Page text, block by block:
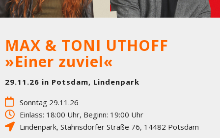
MAX & TONI UTHOFF
»Einer zuviel«
29.11.26 in Potsdam, Lindenpark
Sonntag 29.11.26
Einlass: 18:00 Uhr, Beginn: 19:00 Uhr
Lindenpark, Stahnsdorfer Straße 76, 14482 Potsdam